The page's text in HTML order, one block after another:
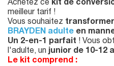
Achetez ce kit de
meilleur tarif !
Vous souhaitez
BRAYDEN adulte en
Un 2-en-1 parfait ! Vous
l'adulte, unjunior de 10-12
Le kit comprend :